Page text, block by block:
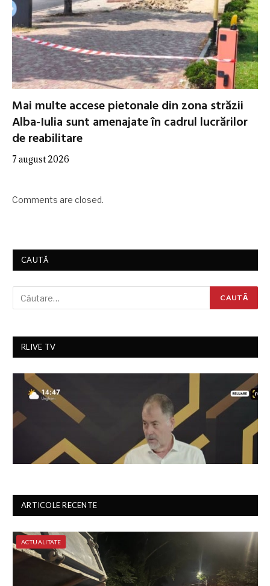
Mai multe accese pietonale din zona străzii
Alba-Iulia sunt amenajate în cadrul lucrărilor
de reabilitare
7 august 2026
Comments are closed.
CAUTĂ
RLIVE TV
ARTICOLE RECENTE
ACTUALITATE